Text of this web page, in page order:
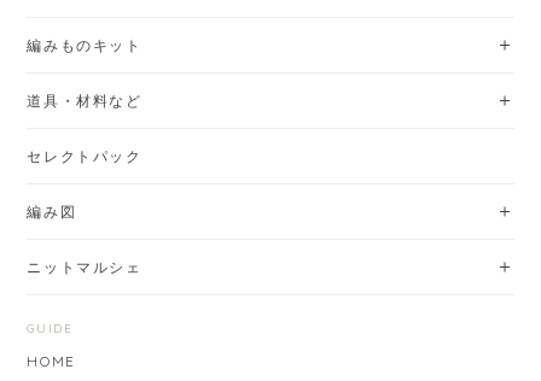
編みものキット
道具・材料など
セレクトパック
編み図
ニットマルシェ
GUIDE
HOME